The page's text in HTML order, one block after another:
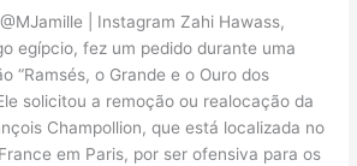
| Instagram Zahi Hawass,
egípcio, fez um pedido durante uma
“Ramsés, o Grande e o Ouro dos
solicitou a remoção ou realocação da
Champollion, que está localizada no
em Paris, por ser ofensiva para os